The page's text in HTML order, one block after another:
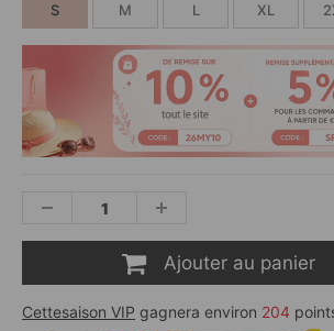
S M L XL
Ajouter au panier
Cettesaison VIP gagnera environ 204